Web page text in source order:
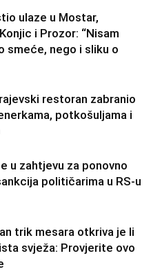
ulaze u Mostar,
i Prozor: “Nisam
smeće, nego i sliku o
restoran zabranio
potkošuljama i
u zahtjevu za ponovno
političarima u RS-u
trik mesara otkriva je li
svježa: Provjerite ovo